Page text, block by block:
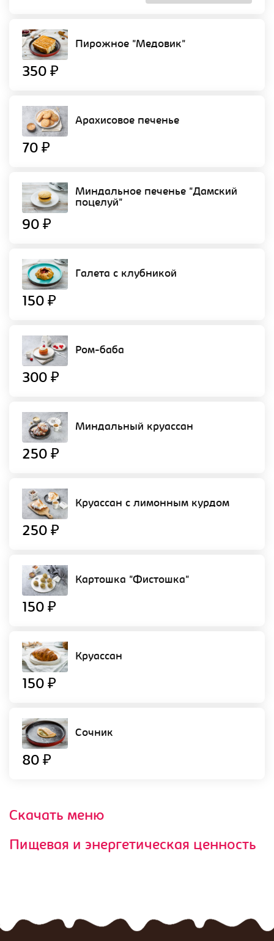
Пирожное "Медовик"
350 ₽
Арахисовое печенье
70 ₽
Миндальное печенье "Дамский
поцелуй"
90 ₽
Галета с клубникой
150 ₽
Ром-баба
300 ₽
Миндальный круассан
250 ₽
Круассан с лимонным курдом
250 ₽
Картошка "Фистошка"
150 ₽
Круассан
150 ₽
Сочник
80 ₽
Скачать меню
Пищевая и энергетическая ценность